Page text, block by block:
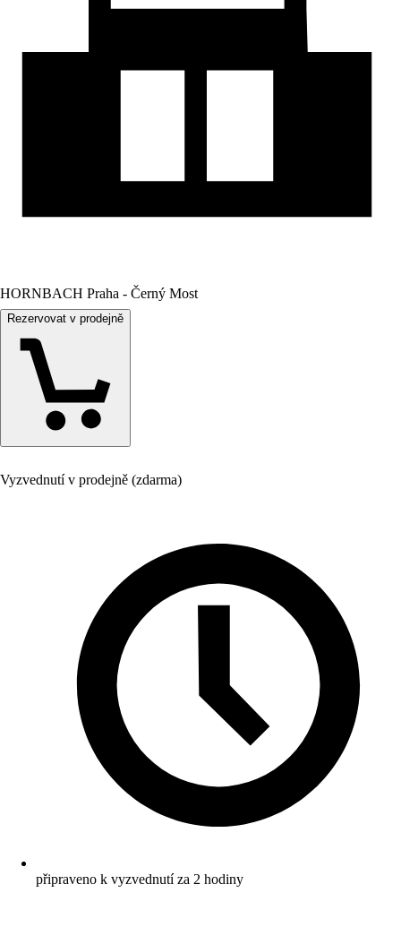
HORNBACH Praha - Černý Most
Rezervovat v prodejně
Vyzvednutí v prodejně (zdarma)
připraveno k vyzvednutí za 2 hodiny